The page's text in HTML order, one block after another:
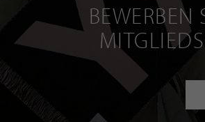
BEWERBEN